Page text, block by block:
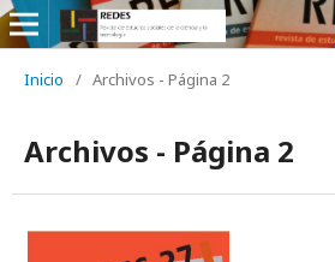
Inicio / Archivos - Página 2
Archivos - Página 2